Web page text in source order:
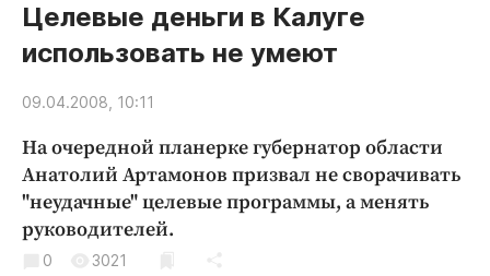
Новости компаний
Статьи
Народные новости
Авто и транспорт
Благоустройство
Криминал
Культура
Недвижимость и ЖКХ
Целевые деньги в Калуге
использовать не умеют
09.04.2008, 10:11
На очередной планерке губернатор области
Анатолий Артамонов призвал не сворачивать
"неудачные" целевые программы, а менять
руководителей.
0 3021